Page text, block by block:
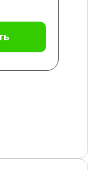
в монастырях